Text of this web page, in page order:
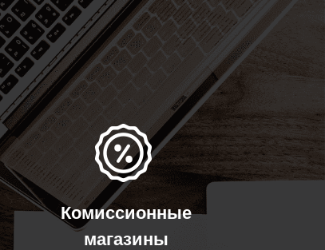
Комиссионные
магазины